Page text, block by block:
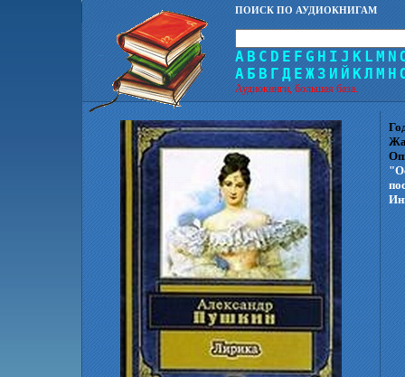
ПОИСК ПО АУДИОКНИГАМ
A B C D E F G H I J K L M N
А Б В Г Д Е Ж З И Й КЛ М Н
Аудиокниги, большая база.